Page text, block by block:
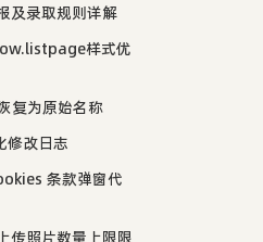
及录取规则详解
样式优
复为原始名称
修改日志
条款弹窗代
传照片数量上限限